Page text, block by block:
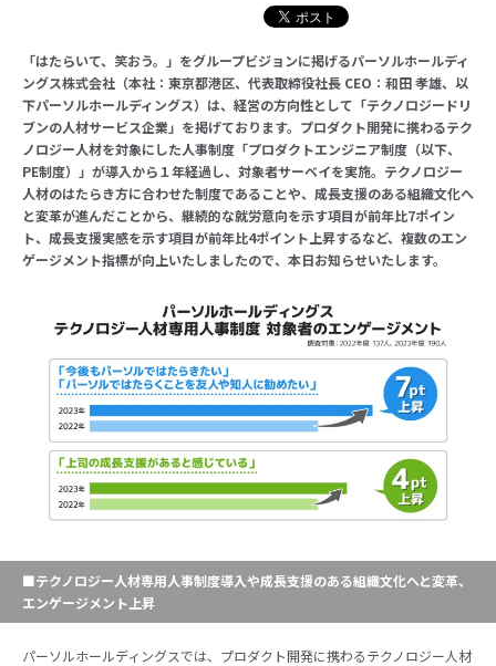
「はたらいて、笑おう。」をグループビジョンに掲げるパーソルホールディ
ングス株式会社（本社：東京都港区、代表取締役社長 CEO：和田 孝雄、以
下パーソルホールディングス）は、経営の方向性として「テクノロジードリ
ブンの人材サービス企業」を掲げております。プロダクト開発に携わるテク
ノロジー人材を対象にした人事制度「プロダクトエンジニア制度（以下、
PE制度）」が導入から１年経過し、対象者サーベイを実施。テクノロジー
人材のはたらき方に合わせた制度であることや、成長支援のある組織文化へ
と変革が進んだことから、継続的な就労意向を示す項目が前年比7ポイン
ト、成長支援実感を示す項目が前年比4ポイント上昇するなど、複数のエン
ゲージメント指標が向上いたしましたので、本日お知らせいたします。
■テクノロジー人材専用人事制度導入や成長支援のある組織文化へと変革、
エンゲージメント上昇
パーソルホールディングスでは、プロダクト開発に携わるテクノロジー人材